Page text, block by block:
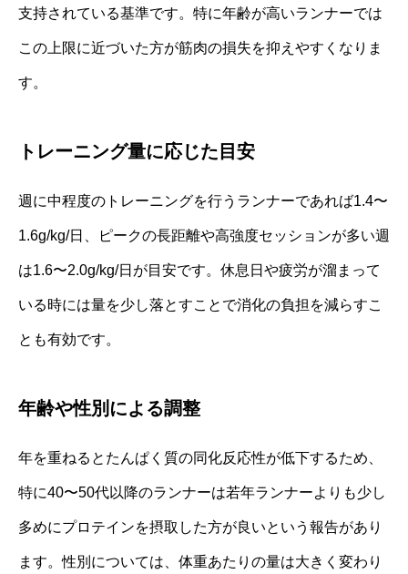
支持されている基準です。特に年齢が高いランナーでは
この上限に近づいた方が筋肉の損失を抑えやすくなりま
す。
トレーニング量に応じた目安
週に中程度のトレーニングを行うランナーであれば1.4〜
1.6g/kg/日、ピークの長距離や高強度セッションが多い週
は1.6〜2.0g/kg/日が目安です。休息日や疲労が溜まって
いる時には量を少し落とすことで消化の負担を減らすこ
とも有効です。
年齢や性別による調整
年を重ねるとたんぱく質の同化反応性が低下するため、
特に40〜50代以降のランナーは若年ランナーよりも少し
多めにプロテインを摂取した方が良いという報告があり
ます。性別については、体重あたりの量は大きく変わり